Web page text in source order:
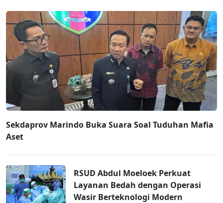
Sekdaprov Marindo Buka Suara Soal Tuduhan Mafia
Aset
RSUD Abdul Moeloek Perkuat
Layanan Bedah dengan Operasi
Wasir Berteknologi Modern